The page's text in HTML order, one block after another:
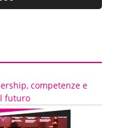
competenze e
futuro